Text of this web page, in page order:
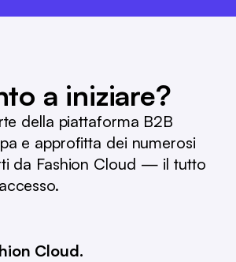
a iniziare?
della piattaforma B2B
e approfitta dei numerosi
da Fashion Cloud — il tutto
Cloud.